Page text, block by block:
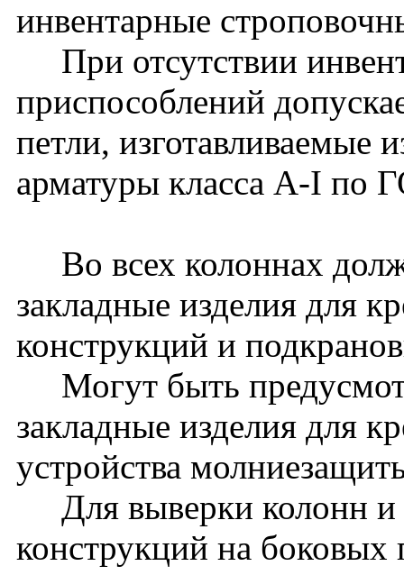
инвентарные
При отсутствии
приспособлений
петли, изготавливаемые
арматуры класса A-I по
Во всех колоннах
закладные изделия для
конструкций и
Могут быть
закладные изделия для
устройства
Для выверки колонн
конструкций на боковых